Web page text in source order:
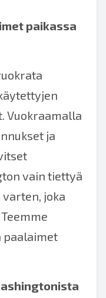
paikassa
Vuokraamalla
ja
vain tiettyä
joka
paalaimet